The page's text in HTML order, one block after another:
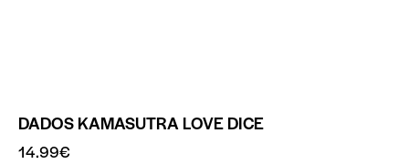
DADOS KAMASUTRA LOVE DICE
14.99€